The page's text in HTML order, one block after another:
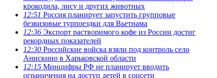
крокодила, лису и других животных
12:51 Россия планирует запустить групповые
безвизовые турпоездки для Вьетнама
12:36 Экспорт растворимого кофе из России достиг
рекордных показателей
12:30 Российские войска взяли под контроль село
Анискино в Харьковской области
12:15 Минцифры РФ не планирует вводить
ограничения на доступ детей в соцсети